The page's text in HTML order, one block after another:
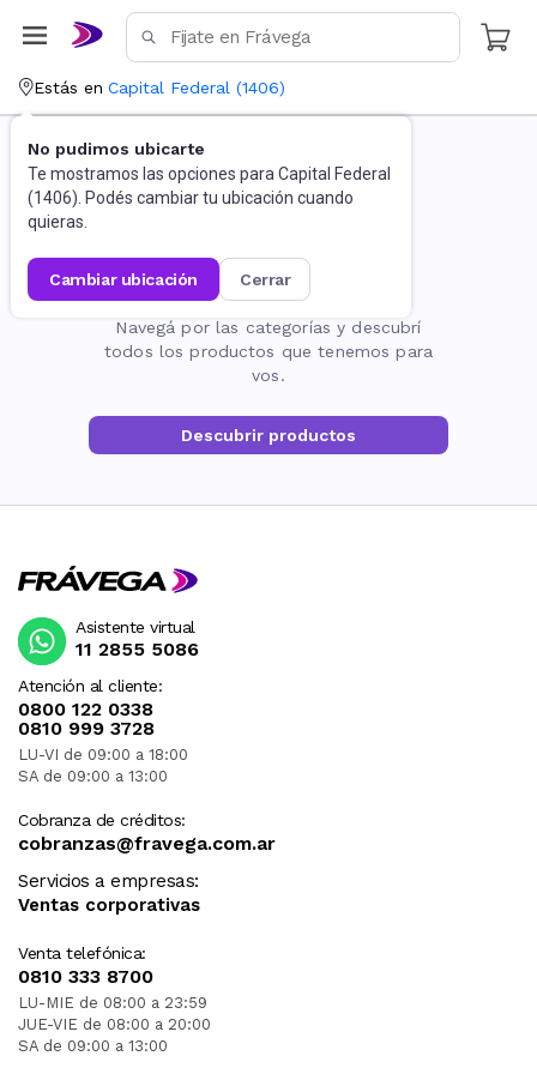
Estás en Capital Federal (1406)
No pudimos ubicarte
Te mostramos las opciones para Capital Federal
(1406). Podés cambiar tu ubicación cuando
quieras.
cambiar ubicación cerrar
La página no existe
Navegá por las categorías y descubrí
todos los productos que tenemos para
vos.
Descubrir productos
Atención al cliente:
0800 122 0338
0810 999 3728
LU-VI de 09:00 a 18:00
SA de 09:00 a 13:00
Cobranza de créditos:
cobranzas@fravega.com.ar
Servicios a empresas:
Ventas corporativas
Venta telefónica:
0810 333 8700
LU-MIE de 08:00 a 23:59
JUE-VIE de 08:00 a 20:00
SA de 09:00 a 13:00
Asistente virtual
11 2855 5086